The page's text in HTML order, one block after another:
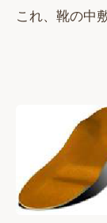
これ、靴の中